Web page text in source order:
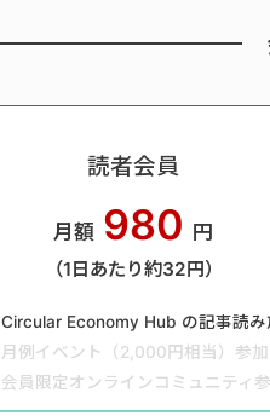
読者会員
月額 980 円
（1日あたり約32円）
Circular Economy Hub の記事読み
月例イベント（2,000円相当）参
会員限定オンラインコミュニティ